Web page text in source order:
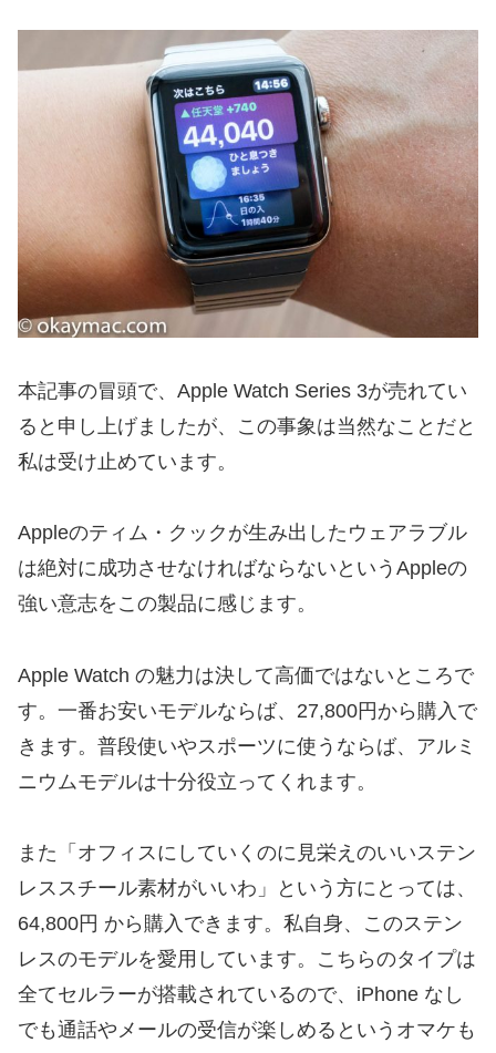
本記事の冒頭で、Apple Watch Series 3が売れてい
ると申し上げましたが、この事象は当然なことだと
私は受け止めています。
Appleのティム・クックが生み出したウェアラブル
は絶対に成功させなければならないというAppleの
強い意志をこの製品に感じます。
Apple Watch の魅力は決して高価ではないところで
す。一番お安いモデルならば、27,800円から購入で
きます。普段使いやスポーツに使うならば、アルミ
ニウムモデルは十分役立ってくれます。
また「オフィスにしていくのに見栄えのいいステン
レススチール素材がいいわ」という方にとっては、
64,800円 から購入できます。私自身、このステン
レスのモデルを愛用しています。こちらのタイプは
全てセルラーが搭載されているので、iPhone なし
でも通話やメールの受信が楽しめるというオマケも